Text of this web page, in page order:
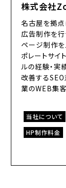
株式会社
名古屋を拠点
広告制作を行
ページ制作を
ポレートサイ
ルの経験・実
改善するSEO
業のWEB集客
当社について
HP制作料金